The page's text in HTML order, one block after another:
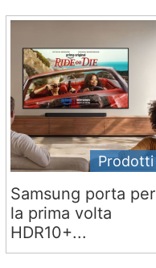
Prodotti
Samsung porta per
la prima volta
HDR10+...